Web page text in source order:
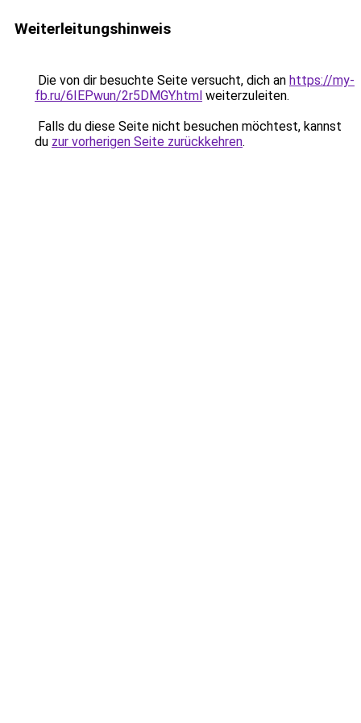
Weiterleitungshinweis
Die von dir besuchte Seite versucht, dich an https://my-
fb.ru/6IEPwun/2r5DMGY.html weiterzuleiten.
Falls du diese Seite nicht besuchen möchtest, kannst
du zur vorherigen Seite zurückkehren.